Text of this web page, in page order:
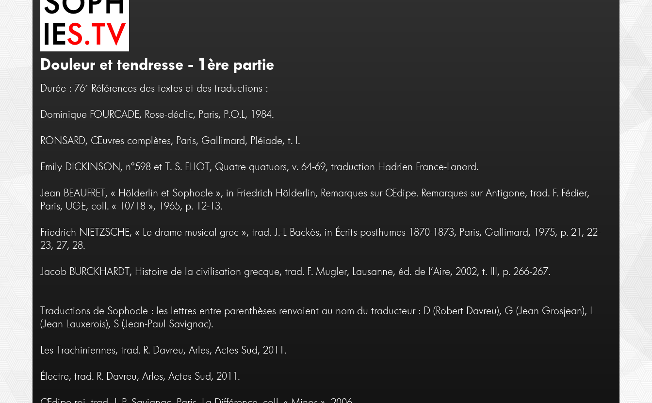
Douleur et tendresse - 1ère partie
Durée : 76´ Références des textes et des traductions :
Dominique FOURCADE, Rose-déclic, Paris, P.O.L, 1984.
RONSARD, Œuvres complètes, Paris, Gallimard, Pléiade, t. I.
Emily DICKINSON, n°598 et T. S. ELIOT, Quatre quatuors, v. 64-69, traduction Hadrien France-Lanord.
Jean BEAUFRET, « Hölderlin et Sophocle », in Friedrich Hölderlin, Remarques sur Œdipe. Remarques sur Antigone, trad. F. Fédier,
Paris, UGE, coll. « 10/18 », 1965, p. 12-13.
Friedrich NIETZSCHE, « Le drame musical grec », trad. J.-L Backès, in Écrits posthumes 1870-1873, Paris, Gallimard, 1975, p. 21, 22-
23, 27, 28.
Jacob BURCKHARDT, Histoire de la civilisation grecque, trad. F. Mugler, Lausanne, éd. de l’Aire, 2002, t. III, p. 266-267.
Traductions de Sophocle : les lettres entre parenthèses renvoient au nom du traducteur : D (Robert Davreu), G (Jean Grosjean), L
(Jean Lauxerois), S (Jean-Paul Savignac).
Les Trachiniennes, trad. R. Davreu, Arles, Actes Sud, 2011.
Électre, trad. R. Davreu, Arles, Actes Sud, 2011.